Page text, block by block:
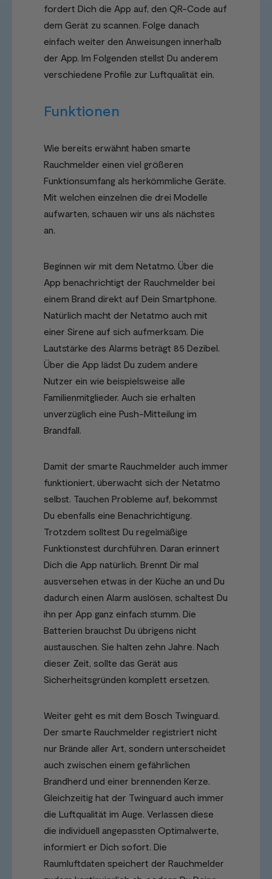
fordert Dich die App auf, den QR-Code auf
dem Gerät zu scannen. Folge danach
einfach weiter den Anweisungen innerhalb
der App. Im Folgenden stellst Du anderem
verschiedene Profile zur Luftqualität ein.
Funktionen
Wie bereits erwähnt haben smarte
Rauchmelder einen viel größeren
Funktionsumfang als herkömmliche Geräte.
Mit welchen einzelnen die drei Modelle
aufwarten, schauen wir uns als nächstes
an.
Beginnen wir mit dem Netatmo. Über die
App benachrichtigt der Rauchmelder bei
einem Brand direkt auf Dein Smartphone.
Natürlich macht der Netatmo auch mit
einer Sirene auf sich aufmerksam. Die
Lautstärke des Alarms beträgt 85 Dezibel.
Über die App lädst Du zudem andere
Nutzer ein wie beispielsweise alle
Familienmitglieder. Auch sie erhalten
unverzüglich eine Push-Mitteilung im
Brandfall.
Damit der smarte Rauchmelder auch immer
funktioniert, überwacht sich der Netatmo
selbst. Tauchen Probleme auf, bekommst
Du ebenfalls eine Benachrichtigung.
Trotzdem solltest Du regelmäßige
Funktionstest durchführen. Daran erinnert
Dich die App natürlich. Brennt Dir mal
ausversehen etwas in der Küche an und Du
dadurch einen Alarm auslösen, schaltest Du
ihn per App ganz einfach stumm. Die
Batterien brauchst Du übrigens nicht
austauschen. Sie halten zehn Jahre. Nach
dieser Zeit, sollte das Gerät aus
Sicherheitsgründen komplett ersetzen.
Weiter geht es mit dem Bosch Twinguard.
Der smarte Rauchmelder registriert nicht
nur Brände aller Art, sondern unterscheidet
auch zwischen einem gefährlichen
Brandherd und einer brennenden Kerze.
Gleichzeitig hat der Twinguard auch immer
die Luftqualität im Auge. Verlassen diese
die individuell angepassten Optimalwerte,
informiert er Dich sofort. Die
Raumluftdaten speichert der Rauchmelder